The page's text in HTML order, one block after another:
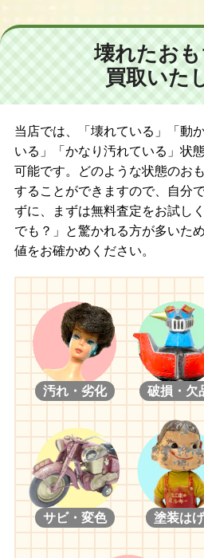
モノコムサ/ネオブライス フレンチト
ジングラブリー/ネオブライス CWC
ブライス アイラブユーイッツトゥル
ベリーベスト/ネオブライス シルバー
【２００５年】
ネオブライス ホワイトマジックナイ
ジックアフタヌーン/ネオブライス
ーニング/ネオブライス CWC限定 ラ
ス アジアンバタフライ アンコール/
ェ アンコール/ネオブライス CWC限
ス/ネオブライス CWC限定 シネマプ
ネイバーカフェ/ネオブライス CWC
ライス キャンディカーニバル/ネオ
ブライス CWC限定 マーガレットミ
ス インスパイアードバイ ピナフォー
イザらス限定 ツイードリードゥー
【２００６年】
ネオブライス トイザらス限定 イチ
限定 ユキノナミダヒメ/ネオブライ
イス CWC限定 ラストキス/ネオブラ
コール/ネオブライス CWC限定 ダー
ス プリマドーリー バイオレット/ネ
ー ジンジャー/ネオブライス プリマ
オブライス ハニーバ二ーワンスモア
ー/ネオブライス CWC限定ストロベ
ス ロージーレッドアンコール/ネオ
壊れたお
買取いた
当店では、「壊れている」「動
いる」「かなり汚れている」状
可能です。どのような状態のお
することができますので、自分
ずに、まずは無料査定をお試し
でも？」と驚かれる方が多いた
値をお確かめください。
汚れ・劣化 破損・欠
サビ・変色 塗装はげ